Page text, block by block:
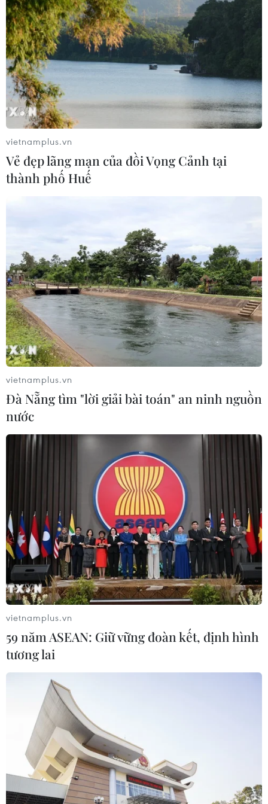
Canada
08/08/2026 00:39
Libya tiến gần hơn tới mục tiêu khai
thác 2 triệu thùng dầu mỗi ngày
08/08/2026 00:12
Việt Nam khẳng định vị thế tại triển
lãm thương mại quốc tế của Ấn Độ
07/08/2026 23:08
Ngân hàng Trung ương Trung Quốc
mua thêm 20 tấn vàng trong tháng 7
07/08/2026 15:21
Chuyên gia quốc tế đánh giá tích cực
về tiền đồng của Việt Nam
07/08/2026 12:46
Phép thử sức chống chịu của kinh tế
ASEAN
07/08/2026 12:35
Thuế polysilicon: Doanh nghiệp Hàn
Quốc tại Mỹ có lợi thế
07/08/2026 12:17
Tầm nhìn bán dẫn của Malaysia: Đi
từ thế mạnh sẵn có lên nấc thang giá
trị cao
07/08/2026 11:51
Đồng Nai cần chuyển dịch thu hút
đầu tư sang tổ chức chuỗi giá trị
07/08/2026 11:18
Có 50 cơ sở kiểm nghiệm được GACC
chấp nhận phục vụ xuất khẩu mít,
sầu riêng
07/08/2026 10:27
vietnamplus.vn
Vẻ đẹp lãng mạn của đồi Vọng Cảnh tại
thành phố Huế
vietnamplus.vn
Đà Nẵng tìm "lời giải bài toán" an ninh nguồn
nước
vietnamplus.vn
59 năm ASEAN: Giữ vững đoàn kết, định hình
tương lai